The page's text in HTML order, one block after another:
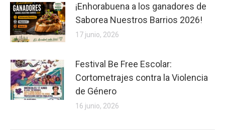
¡Enhorabuena a los ganadores de
Saborea Nuestros Barrios 2026!
17 junio, 2026
Festival Be Free Escolar:
Cortometrajes contra la Violencia
de Género
16 junio, 2026